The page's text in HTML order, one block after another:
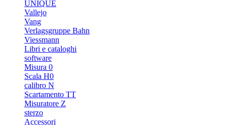
UNIQUE
Vallejo
Vang
Verlagsgruppe Bahn
Viessmann
Libri e cataloghi
software
Misura 0
Scala H0
calibro N
Scartamento TT
Misuratore Z
sterzo
Accessori